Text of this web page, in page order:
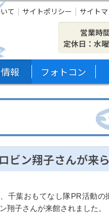
て サイトポリシー サイト
営業時
定休日：水曜
報 フォトコン
ビン翔子さんが来ら
千葉おもてなし隊PR活動の
翔子さんが来館されました。